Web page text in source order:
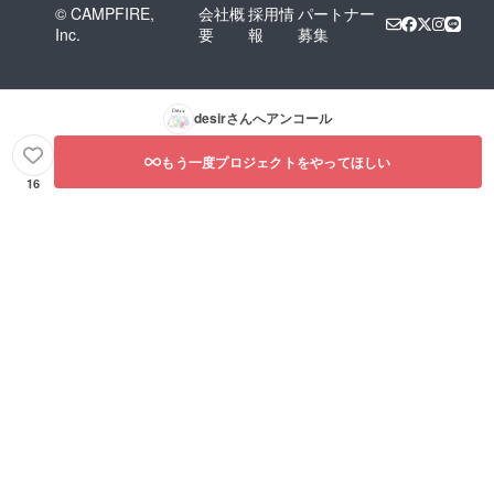
© CAMPFIRE,
Inc.
会社概
要
採用情
報
パートナー
募集
desirさんへアンコール
16
もう一度プロジェクトをやってほしい